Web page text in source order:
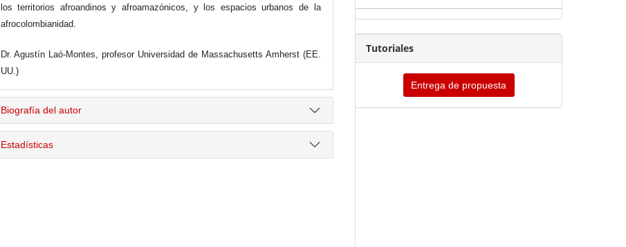
los territorios afroandinos y afroamazónicos, y los espacios urbanos de la
afrocolombianidad.
Dr. Agustín Laó-Montes, profesor Universidad de Massachusetts Amherst (EE.
UU.)
Biografía del autor
Estadísticas
Tutoriales
Entrega de propuesta